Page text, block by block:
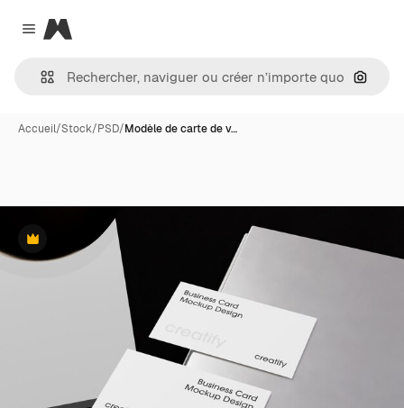
Close menu
Magnific
Accueil/Stock/PSD/Modèle de carte de v…
Premium